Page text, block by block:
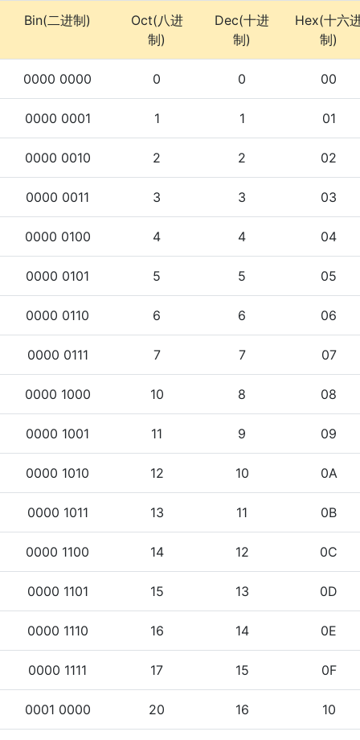
Bin(二进制)
Oct(八进
制)
Dec(十进
制)
Hex(十六
制)
0000 0000 0 0 00
0000 0001 1 1 01
0000 0010 2 2 02
0000 0011 3 3 03
0000 0100 4 4 04
0000 0101 5 5 05
0000 0110 6 6 06
0000 0111 7 7 07
0000 1000 10 8 08
0000 1001 11 9 09
0000 1010 12 10 0A
0000 1011 13 11 0B
0000 1100 14 12 0C
0000 1101 15 13 0D
0000 1110 16 14 0E
0000 1111 17 15 0F
0001 0000 20 16 10